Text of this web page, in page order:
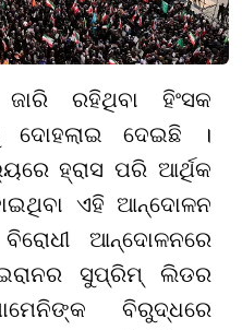
ରହିଥିବା ହିଂସକ
ଦୋହଲାଇ ଦେଇଛି ।
ହ୍ରାସ ପରି ଆର୍ଥିକ
ଏହି ଆନ୍ଦୋଳନ
ଆନ୍ଦୋଳନରେ
ସୁପ୍ରିମ୍ ଲିଡର
ବିରୁଦ୍ଧରେ